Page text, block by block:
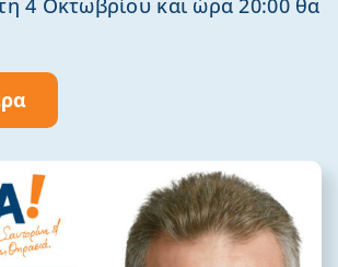
4 Οκτωβρίου και ώρα 20:00 θα